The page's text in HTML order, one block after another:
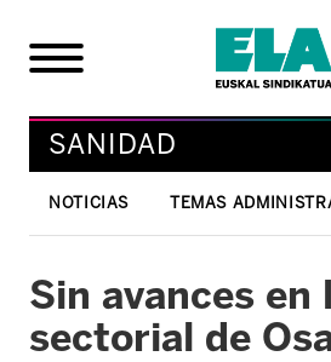
SANIDAD
NOTICIAS TEMAS
Sin avances en
sectorial de